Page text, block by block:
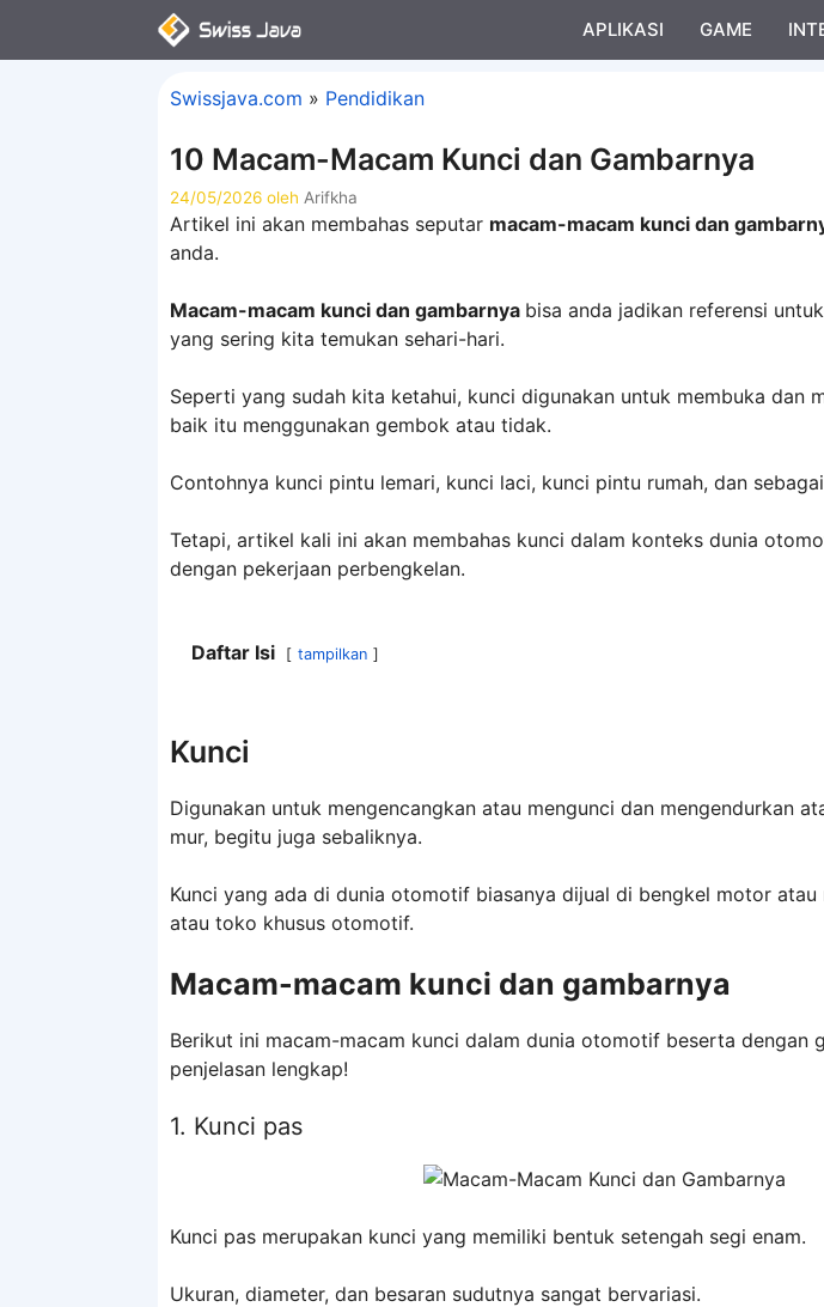
APLIKASI GAME
Swissjava.com » Pendidikan
10 Macam-Macam Kunci dan Gambarnya
24/05/2026 oleh Arifkha
Artikel ini akan membahas seputar macam-macam kunci dan
anda.
Macam-macam kunci dan gambarnya bisa anda jadikan referensi
yang sering kita temukan sehari-hari.
Seperti yang sudah kita ketahui, kunci digunakan untuk membuka dan
baik itu menggunakan gembok atau tidak.
Contohnya kunci pintu lemari, kunci laci, kunci pintu rumah, dan
Tetapi, artikel kali ini akan membahas kunci dalam konteks dunia
dengan pekerjaan perbengkelan.
Daftar Isi tampilkan
Kunci
Digunakan untuk mengencangkan atau mengunci dan mengendurkan
mur, begitu juga sebaliknya.
Kunci yang ada di dunia otomotif biasanya dijual di bengkel motor
atau toko khusus otomotif.
Macam-macam kunci dan gambarnya
Berikut ini macam-macam kunci dalam dunia otomotif beserta dengan
penjelasan lengkap!
1. Kunci pas
Kunci pas merupakan kunci yang memiliki bentuk setengah segi enam.
Ukuran, diameter, dan besaran sudutnya sangat bervariasi.